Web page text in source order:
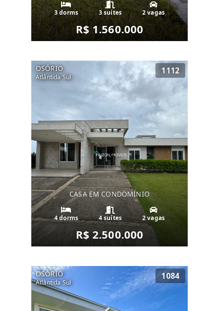
3 dorms 3 suítes 2 vagas
R$ 1.560.000
OSÓRIO
Atlântida Sul
1112
CASA EM CONDOMÍNIO
4 dorms 4 suítes 2 vagas
R$ 2.500.000
OSÓRIO
Atlântida Sul
1084